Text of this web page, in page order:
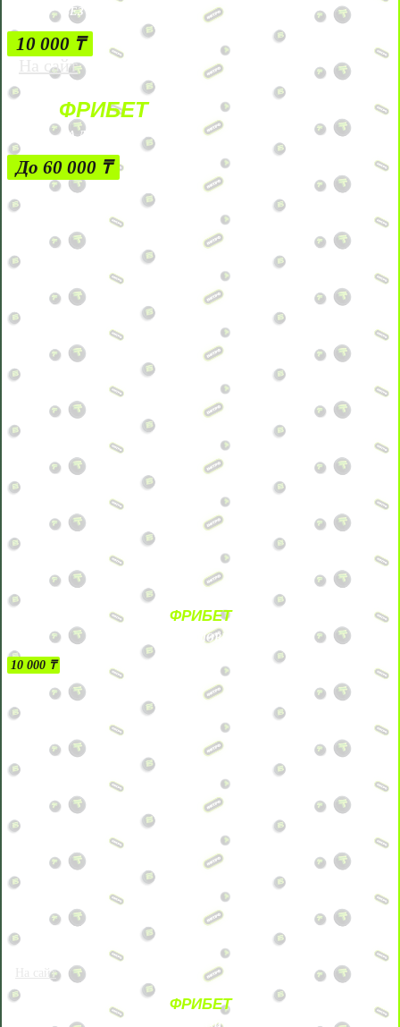
БЕЗ УСЛОВИЙ
10 000 ₸
На сайт
ФРИБЕТ
ЗА ДЕПОЗИТЫ
До 60 000 ₸
ФРИБЕТ
БЕЗ УСЛОВИЙ
10 000 ₸
На сайт
ФРИБЕТ